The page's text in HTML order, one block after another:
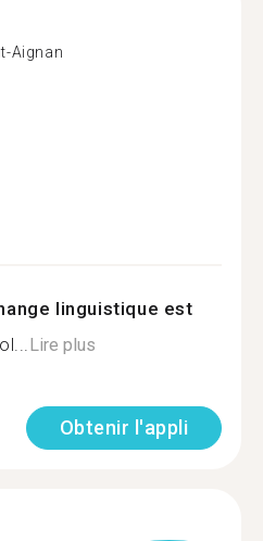
Aignan
linguistique est
Lire plus
Obtenir l'appli